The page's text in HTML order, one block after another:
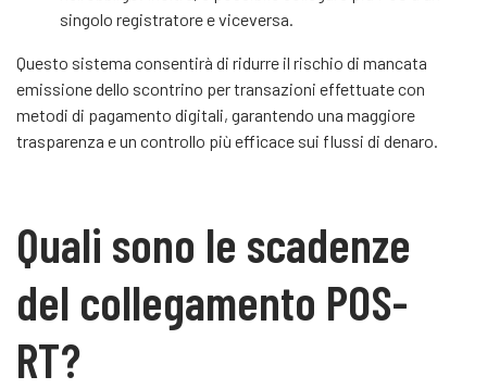
singolo registratore e viceversa.
Questo sistema consentirà di ridurre il rischio di mancata
emissione dello scontrino per transazioni effettuate con
metodi di pagamento digitali, garantendo una maggiore
trasparenza e un controllo più efficace sui flussi di denaro.
Quali sono le scadenze
del collegamento POS-
RT?